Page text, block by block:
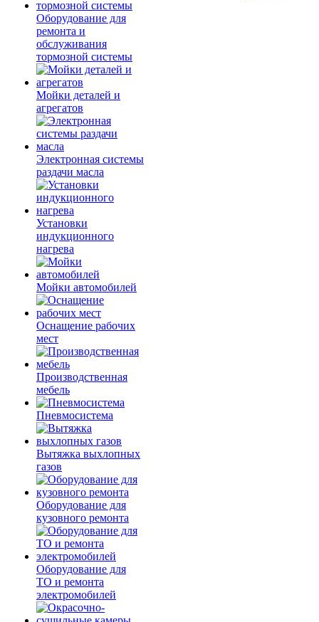
Оборудование для
ремонта и
обслуживания
тормозной системы
Мойки деталей и
агрегатов
Электронная системы
раздачи масла
Установки
индукционного
нагрева
Мойки автомобилей
Оснащение рабочих
мест
Производственная
мебель
Пневмосистема
Вытяжка выхлопных
газов
Оборудование для
кузовного ремонта
Оборудование для
ТО и ремонта
электромобилей